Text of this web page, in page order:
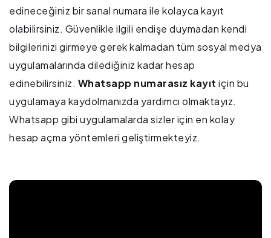
edineceğiniz bir sanal numara ile kolayca kayıt
olabilirsiniz. Güvenlikle ilgili endişe duymadan kendi
bilgilerinizi girmeye gerek kalmadan tüm sosyal medya
uygulamalarında dilediğiniz kadar hesap
edinebilirsiniz. Whatsapp numarasız kayıt için bu
uygulamaya kaydolmanızda yardımcı olmaktayız.
Whatsapp gibi uygulamalarda sizler için en kolay
hesap açma yöntemleri geliştirmekteyiz.